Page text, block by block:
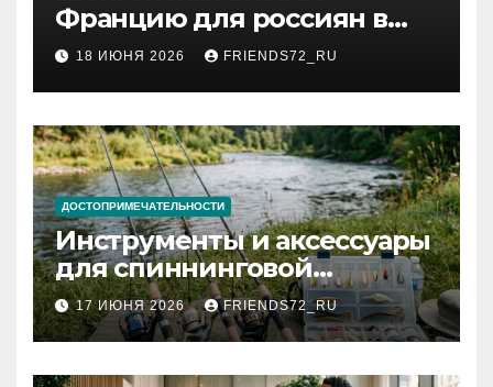
Францию для россиян в
2026 году: сроки от 3 дней
и список необходимых
документов
18 ИЮНЯ 2026 FRIENDS72_RU
ДОСТОПРИМЕЧАТЕЛЬНОСТИ
Инструменты и аксессуары
для спиннинговой
рыбалки: назначение и
типы
17 ИЮНЯ 2026 FRIENDS72_RU